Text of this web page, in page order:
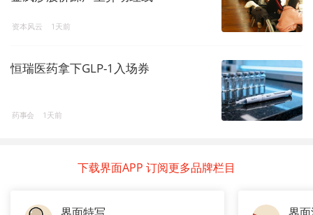
资本风云 1天前
恒瑞医药拿下GLP-1入场券
药事会 1天前
下载界面APP 订阅更多品牌栏目